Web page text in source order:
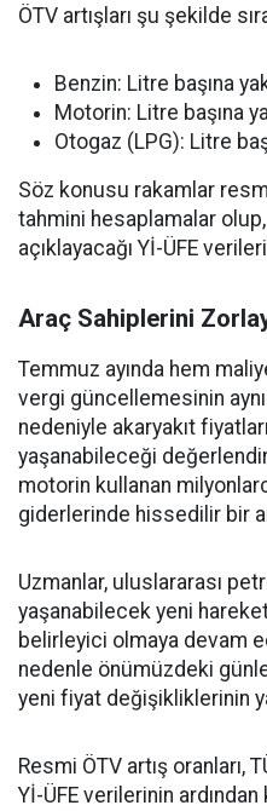
ÖTV artışları şu şekilde
Benzin: Litre başına
Motorin: Litre başına
Otogaz (LPG): Litre
Söz konusu rakamlar
tahmini hesaplamalar
açıklayacağı Yİ-ÜFE
Araç Sahiplerini
Temmuz ayında hem
vergi güncellemesinin
nedeniyle akaryakıt
yaşanabileceği
motorin kullanan
giderlerinde hissedilir bir
Uzmanlar, uluslararası
yaşanabilecek yeni
belirleyici olmaya devam
nedenle önümüzdeki
yeni fiyat değişikliklerinin
Resmi ÖTV artış oranları,
Yİ-ÜFE verilerinin